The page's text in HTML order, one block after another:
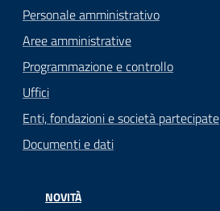
Personale amministrativo
Aree amministrative
Programmazione e controllo
Uffici
Enti, fondazioni e società partecipate
Documenti e dati
NOVITÀ